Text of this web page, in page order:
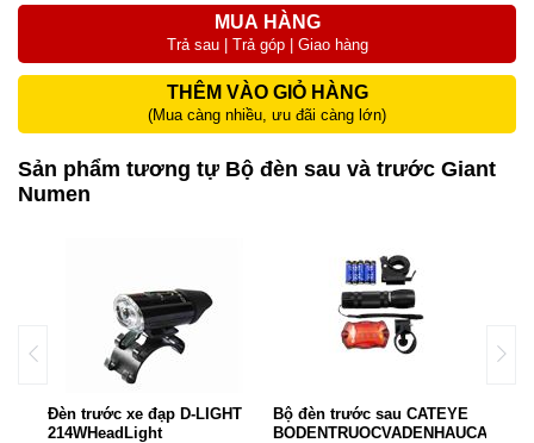
MUA HÀNG
Trả sau | Trả góp | Giao hàng
THÊM VÀO GIỎ HÀNG
(Mua càng nhiều, ưu đãi càng lớn)
Sản phẩm tương tự Bộ đèn sau và trước Giant
Numen
Đèn trước xe đạp D-LIGHT
214WHeadLight
Bộ đèn trước sau CATEYE
BODENTRUOCVADENHAUCATEYE